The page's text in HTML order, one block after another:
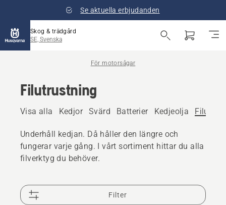
Se aktuella erbjudanden
Skog & trädgård
SE, Svenska
För motorsågar
Filutrustning
Visa alla Kedjor Svärd Batterier Kedjeolja
Underhåll kedjan. Då håller den längre och
fungerar varje gång. I vårt sortiment hittar du alla
filverktyg du behöver.
Filter